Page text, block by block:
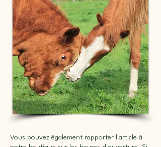
Vous pouvez également rapporter l'article à